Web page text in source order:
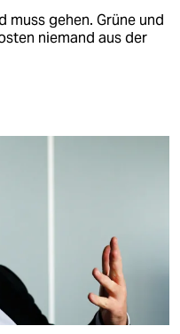
muss gehen. Grüne und
niemand aus der